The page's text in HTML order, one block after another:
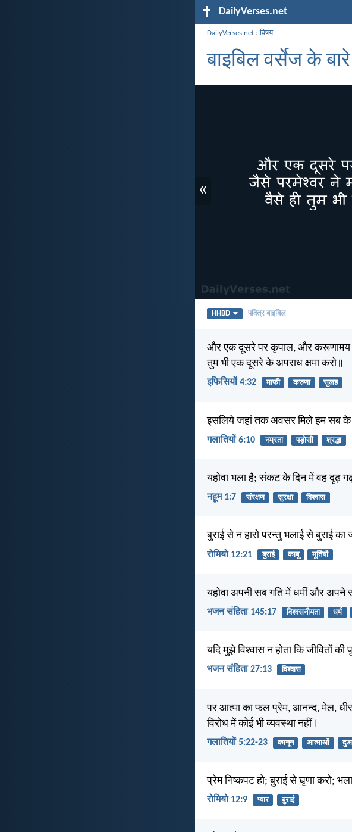
DailyVerses.net
DailyVerses.net ›विषय
बाइबिल वर्सेज के
«
HHBD पवित्र बाइबिल
और एक दूसरे पर कृपाल, और करूणामय
तुम भी एक दूसरे के अपराध क्षमा करो॥
इफिसियों 4:32 माफी करुणा सुलह
इसलिये जहां तक अवसर मिले हम सब के
गलातियों 6:10 नम्रता पड़ोसी श्रद्धा
यहोवा भला है; संकट के दिन में वह दृढ़
नहूम 1:7 संरक्षण सुरक्षा विश्वास
बुराई से न हारो परन्तु भलाई से बुराई का
रोमियो 12:21 बुराई काबू मूर्तियों
यहोवा अपनी सब गति में धर्मी और
भजन संहिता 145:17 विश्वसनीयता धर्म
यदि मुझे विश्वास न होता कि जीवितों की
भजन संहिता 27:13 विश्वास
पर आत्मा का फल प्रेम, आनन्द, मेल,
विरोध में कोई भी व्यवस्था नहीं।
गलातियों 5:22-23 कानून आत्माओं
प्रेम निष्कपट हो; बुराई से घृणा करो;
रोमियो 12:9 प्यार बुराई